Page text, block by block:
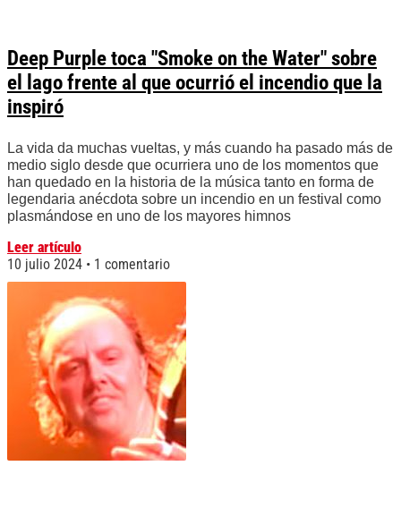
Deep Purple toca "Smoke on the Water" sobre
el lago frente al que ocurrió el incendio que la
inspiró
La vida da muchas vueltas, y más cuando ha pasado más de
medio siglo desde que ocurriera uno de los momentos que
han quedado en la historia de la música tanto en forma de
legendaria anécdota sobre un incendio en un festival como
plasmándose en uno de los mayores himnos
Leer artículo
10 julio 2024
1 comentario